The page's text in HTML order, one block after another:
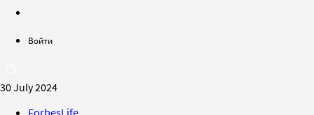
Войти
30 July 2024
ForbesLife